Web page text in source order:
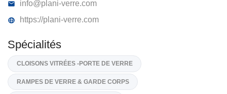
PLANI-VERRE INC
(514) 796-5876
Sur Demande
info@plani-verre.com